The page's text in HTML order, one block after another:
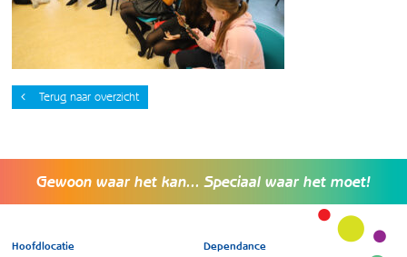
Terug naar overzicht
Gewoon waar het kan... Speciaal waar het moet!
Hoofdlocatie Dependance